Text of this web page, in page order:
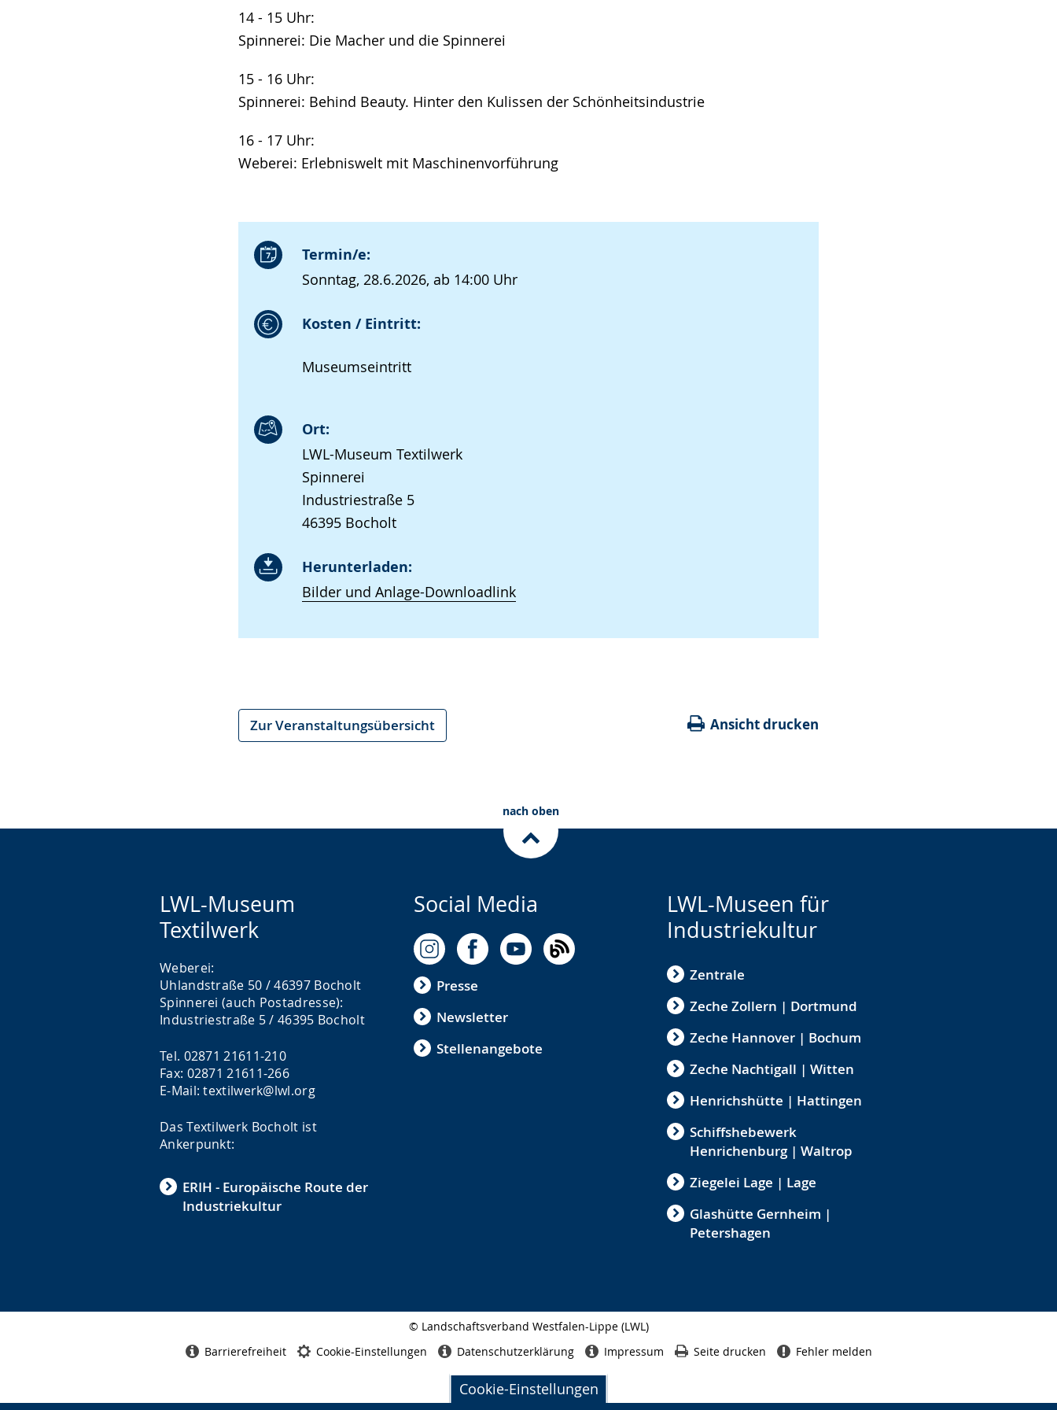
Cookie-Einstellungen
14 - 15 Uhr:
Spinnerei: Die Macher und die Spinnerei
15 - 16 Uhr:
Spinnerei: Behind Beauty. Hinter den Kulissen der Schönheitsindustrie
16 - 17 Uhr:
Weberei: Erlebniswelt mit Maschinenvorführung
Termin/e:
Sonntag, 28.6.2026, ab 14:00 Uhr
Kosten / Eintritt:
Museumseintritt
Ort:
LWL-Museum Textilwerk
Spinnerei
Industriestraße 5
46395 Bocholt
Herunterladen:
Bilder und Anlage-Downloadlink
Zur Veranstaltungsübersicht Ansicht drucken
nach oben
LWL-Museum
Textilwerk
Weberei:
Uhlandstraße 50 / 46397 Bocholt
Spinnerei (auch Postadresse):
Industriestraße 5 / 46395 Bocholt
Tel. 02871 21611-210
Fax: 02871 21611-266
E-Mail: textilwerk@lwl.org
Das Textilwerk Bocholt ist
Ankerpunkt:
ERIH - Europäische Route der
Industriekultur
Social Media
Presse
Newsletter
Stellenangebote
LWL-Museen für
Industriekultur
Zentrale
Zeche Zollern | Dortmund
Zeche Hannover | Bochum
Zeche Nachtigall | Witten
Henrichshütte | Hattingen
Schiffshebewerk
Henrichenburg | Waltrop
Ziegelei Lage | Lage
Glashütte Gernheim |
Petershagen
© Landschaftsverband Westfalen-Lippe (LWL)
Barrierefreiheit Cookie-Einstellungen Datenschutzerklärung Impressum Seite drucken Fehler melden